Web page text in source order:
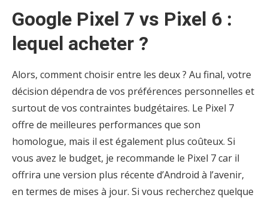
Google Pixel 7 vs Pixel 6 :
lequel acheter ?
Alors, comment choisir entre les deux ? Au final, votre
décision dépendra de vos préférences personnelles et
surtout de vos contraintes budgétaires. Le Pixel 7
offre de meilleures performances que son
homologue, mais il est également plus coûteux. Si
vous avez le budget, je recommande le Pixel 7 car il
offrira une version plus récente d’Android à l’avenir,
en termes de mises à jour. Si vous recherchez quelque